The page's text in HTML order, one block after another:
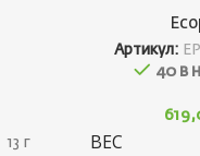
13 г
Артикул:
40 в
ВЕС